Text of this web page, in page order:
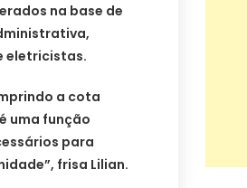
na base de
eletricistas.
a cota
uma função
para
frisa Lilian.